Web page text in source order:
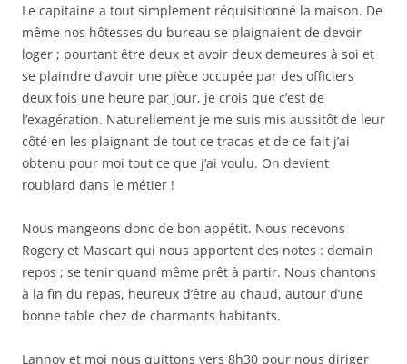
Le capitaine a tout simplement réquisitionné la maison. De
même nos hôtesses du bureau se plaignaient de devoir
loger ; pourtant être deux et avoir deux demeures à soi et
se plaindre d’avoir une pièce occupée par des officiers
deux fois une heure par jour, je crois que c’est de
l’exagération. Naturellement je me suis mis aussitôt de leur
côté en les plaignant de tout ce tracas et de ce fait j’ai
obtenu pour moi tout ce que j’ai voulu. On devient
roublard dans le métier !
Nous mangeons donc de bon appétit. Nous recevons
Rogery et Mascart qui nous apportent des notes : demain
repos ; se tenir quand même prêt à partir. Nous chantons
à la fin du repas, heureux d’être au chaud, autour d’une
bonne table chez de charmants habitants.
Lannoy et moi nous quittons vers 8h30 pour nous diriger